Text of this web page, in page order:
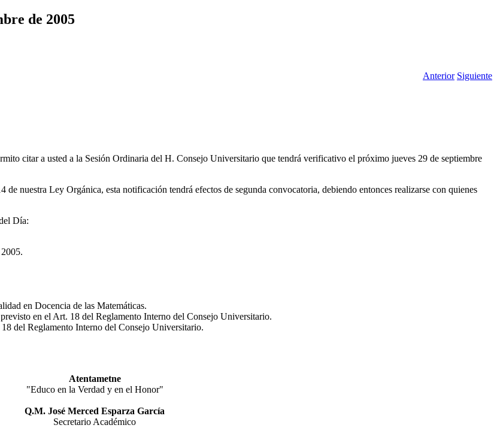
de 2005
Anterior Siguiente
citar a usted a la Sesión Ordinaria del H. Consejo Universitario que tendrá verificativo el próximo jueves 29 de septiembre
nuestra Ley Orgánica, esta notificación tendrá efectos de segunda convocatoria, debiendo entonces realizarse con quienes
Día:
en Docencia de las Matemáticas.
en el Art. 18 del Reglamento Interno del Consejo Universitario.
del Reglamento Interno del Consejo Universitario.
Atentametne
"Educo en la Verdad y en el Honor"
Q.M. José Merced Esparza García
Secretario Académico